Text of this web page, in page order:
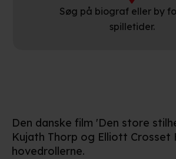
Søg på biograf eller by
spilletider.
Den danske film 'Den store
Kujath Thorp og Elliott Crosset
hovedrollerne.